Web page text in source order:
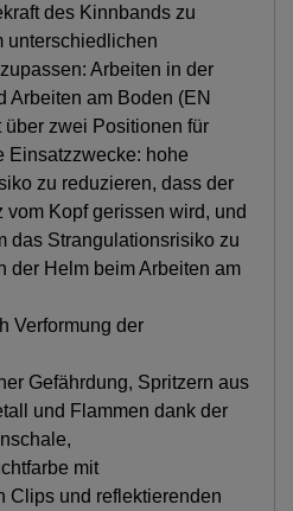
des Kinnbands zu
unterschiedlichen
Arbeiten in der
Arbeiten am Boden (EN
zwei Positionen für
Einsatzzwecke: hohe
zu reduzieren, dass der
vom Kopf gerissen wird, und
das Strangulationsrisiko zu
der Helm beim Arbeiten am
Verformung der
Gefährdung, Spritzern aus
und Flammen dank der
mit
Clips und reflektierenden